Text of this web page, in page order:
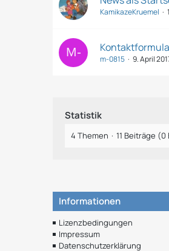
KamikazeKruemel
m-0815 9. April
Statistik
4 Themen 11 Beiträge
Informationen
Lizenzbedingungen
Impressum
Datenschutzerklärung